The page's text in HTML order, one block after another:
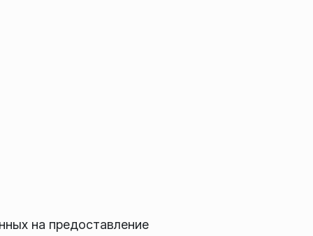
на предоставление